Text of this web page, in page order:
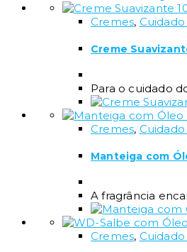
Cremes,
Creme
Para o cuidado
Cremes,
Manteiga com
A fragrância
Cremes,